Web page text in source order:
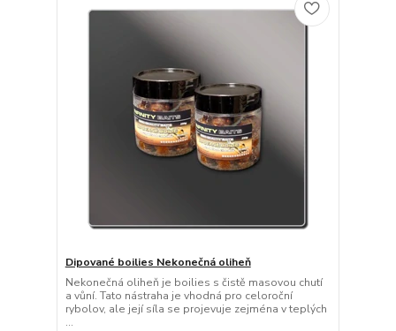
Dipované boilies Nekonečná oliheň
Nekonečná oliheň je boilies s čistě masovou chutí
a vůní. Tato nástraha je vhodná pro celoroční
rybolov, ale její síla se projevuje zejména v teplých
...